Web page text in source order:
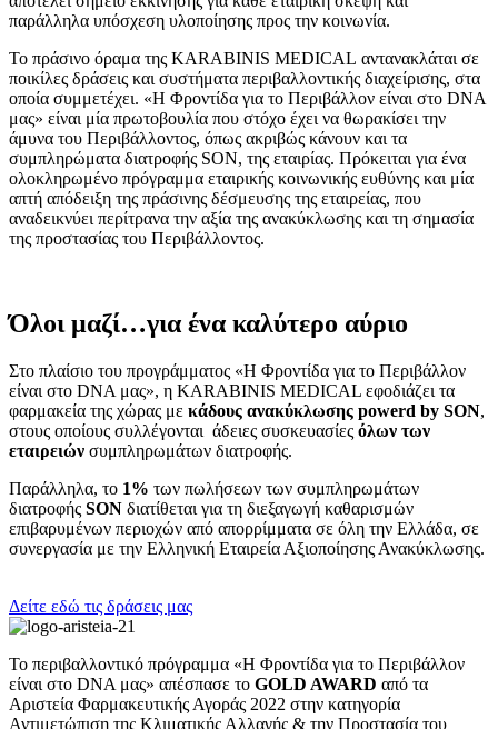
παράλληλα υπόσχεση υλοποίησης προς την κοινωνία.
Το πράσινο όραμα της KARABINIS MEDICAL αντανακλάται σε
ποικίλες δράσεις και συστήματα περιβαλλοντικής διαχείρισης, στα
οποία συμμετέχει. «Η Φροντίδα για το Περιβάλλον είναι στο DNA
μας» είναι μία πρωτοβουλία που στόχο έχει να θωρακίσει την
άμυνα του Περιβάλλοντος, όπως ακριβώς κάνουν και τα
συμπληρώματα διατροφής SON, της εταιρίας. Πρόκειται για ένα
ολοκληρωμένο πρόγραμμα εταιρικής κοινωνικής ευθύνης και μία
απτή απόδειξη της πράσινης δέσμευσης της εταιρείας, που
αναδεικνύει περίτρανα την αξία της ανακύκλωσης και τη σημασία
της προστασίας του Περιβάλλοντος.
Όλοι μαζί…για ένα καλύτερο αύριο
Στο πλαίσιο του προγράμματος «Η Φροντίδα για το Περιβάλλον
είναι στο DNA μας», η KARABINIS MEDICAL εφοδιάζει τα
φαρμακεία της χώρας με κάδους ανακύκλωσης powerd by SON,
στους οποίους συλλέγονται άδειες συσκευασίες όλων των
εταιρειών συμπληρωμάτων διατροφής.
Παράλληλα, το 1% των πωλήσεων των συμπληρωμάτων
διατροφής SON διατίθεται για τη διεξαγωγή καθαρισμών
επιβαρυμένων περιοχών από απορρίμματα σε όλη την Ελλάδα, σε
συνεργασία με την Ελληνική Εταιρεία Αξιοποίησης Ανακύκλωσης.
Δείτε εδώ τις δράσεις μας
Το περιβαλλοντικό πρόγραμμα «Η Φροντίδα για το Περιβάλλον
είναι στο DNA μας» απέσπασε το GOLD AWARD από τα
Αριστεία Φαρμακευτικής Αγοράς 2022 στην κατηγορία
Αντιμετώπιση της Κλιματικής Αλλαγής & την Προστασία του